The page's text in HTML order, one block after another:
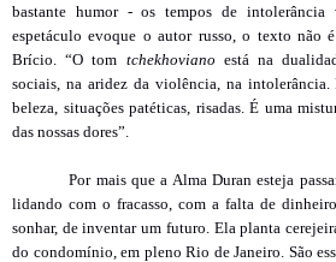
bastante humor - os tempos de
espetáculo evoque o autor russo, o texto não
Brício. “O tom tchekhoviano está na
sociais, na aridez da violência, na
beleza, situações patéticas, risadas. É uma
das nossas dores”.
Por mais que a Alma Duran esteja
lidando com o fracasso, com a falta de
sonhar, de inventar um futuro. Ela planta
do condomínio, em pleno Rio de Janeiro. São